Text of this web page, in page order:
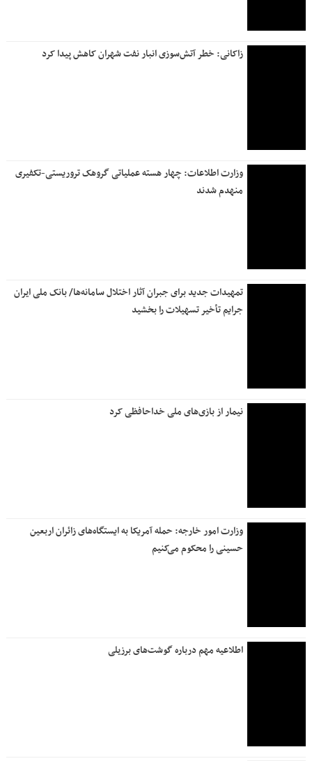
زاکانی: خطر آتش‌سوزی انبار نفت شهران کاهش پیدا کرد
وزارت اطلاعات: چهار هسته‌ عملیاتی گروهک‌ تروریستی-تکفیری
منهدم شدند
تمهیدات جدید برای جبران آثار اختلال سامانه‌ها/ بانک ملی ایران
جرایم تأخیر تسهیلات را بخشید
نیمار از بازی‌های ملی خداحافظی کرد
وزارت امور خارجه: حمله آمریکا به ایستگاه‌های زائران اربعین
حسینی را محکوم می‌کنیم
اطلاعیه مهم درباره گوشت‌های برزیلی